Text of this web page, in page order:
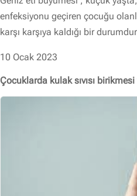
enfeksiyonu geçiren çocuğu
karşı karşıya kaldığı bir
10 Ocak 2023
Çocuklarda kulak sıvısı